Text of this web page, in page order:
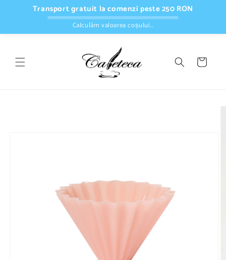
Salt laTransport gratuit la comenzi peste 250 RON
Calculăm valoarea coșului…
Coș